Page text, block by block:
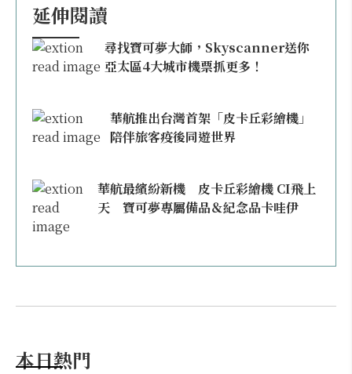
延伸閱讀
尋找寶可夢大師，Skyscanner送你
亞太區4大城市機票抓更多！
華航推出台灣首架「皮卡丘彩繪機」
陪伴旅客疫後同遊世界
華航最繽紛新機 皮卡丘彩繪機 CI飛上
天 寶可夢專屬備品＆紀念品卡哇伊
本日熱門